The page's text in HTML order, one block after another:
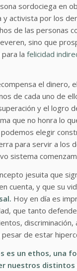
sordociega en
activista por los
de las personas
sino que
la felicidad
el dinero,
de cada uno de
y el logro
que no honra lo
elegir
para servir a los
sistema
jesuita que
cuenta, y que su
Hoy en día es
que tanto
de estar
es un ethos, una
nuestros distintos